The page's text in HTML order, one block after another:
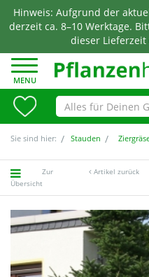
Hinweis: Aufgrund der
derzeit ca. 8–10 Werktage.
dieser
MENU
Sie sind hier: Stauden
Zur
Übersicht
Artikel zurück